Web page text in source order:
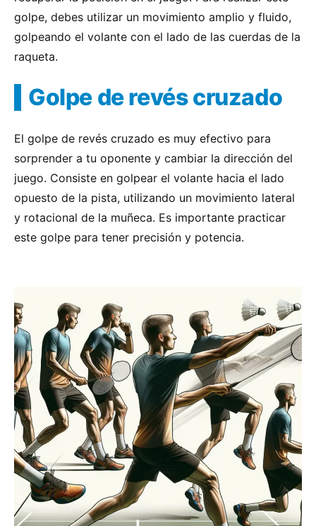
golpe, debes utilizar un movimiento amplio y fluido,
golpeando el volante con el lado de las cuerdas de la
raqueta.
Golpe de revés cruzado
El golpe de revés cruzado es muy efectivo para
sorprender a tu oponente y cambiar la dirección del
juego. Consiste en golpear el volante hacia el lado
opuesto de la pista, utilizando un movimiento lateral
y rotacional de la muñeca. Es importante practicar
este golpe para tener precisión y potencia.